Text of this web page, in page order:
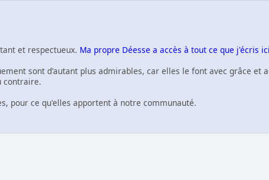
et respectueux. Ma propre Déesse a accès à tout ce que j'écris
sont d'autant plus admirables, car elles le font avec grâce
contraire.
pour ce qu'elles apportent à notre communauté.